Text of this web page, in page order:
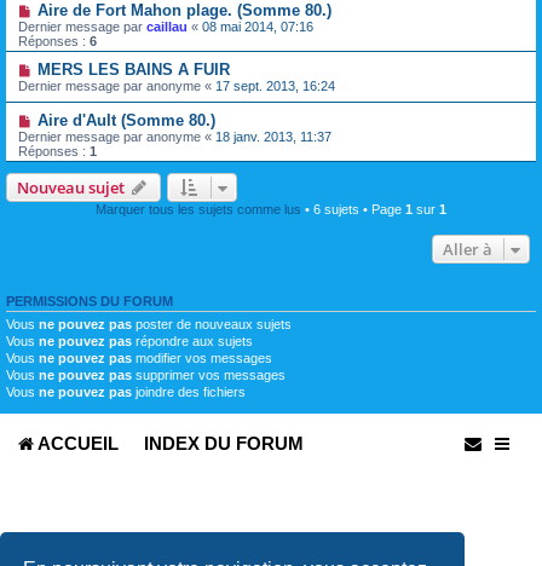
Aire de Fort Mahon plage. (Somme 80.)
Dernier message par caillau « 08 mai 2014, 07:16
Réponses : 6
MERS LES BAINS A FUIR
Dernier message par anonyme « 17 sept. 2013, 16:24
Aire d'Ault (Somme 80.)
Dernier message par anonyme « 18 janv. 2013, 11:37
Réponses : 1
Nouveau sujet
Marquer tous les sujets comme lus • 6 sujets • Page 1 sur 1
Aller à
PERMISSIONS DU FORUM
Vous ne pouvez pas poster de nouveaux sujets
Vous ne pouvez pas répondre aux sujets
Vous ne pouvez pas modifier vos messages
Vous ne pouvez pas supprimer vos messages
Vous ne pouvez pas joindre des fichiers
ACCUEIL INDEX DU FORUM